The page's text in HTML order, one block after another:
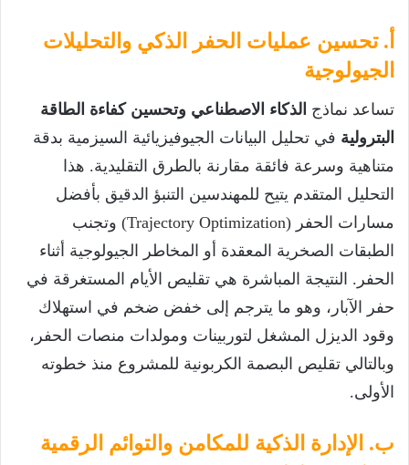
أ. تحسين عمليات الحفر الذكي والتحليلات
الجيولوجية
تساعد نماذج الذكاء الاصطناعي وتحسين كفاءة الطاقة
البترولية في تحليل البيانات الجيوفيزيائية السيزمية بدقة
متناهية وسرعة فائقة مقارنة بالطرق التقليدية. هذا
التحليل المتقدم يتيح للمهندسين التنبؤ الدقيق بأفضل
مسارات الحفر (Trajectory Optimization) وتجنب
الطبقات الصخرية المعقدة أو المخاطر الجيولوجية أثناء
الحفر. النتيجة المباشرة هي تقليص الأيام المستغرقة في
حفر الآبار، وهو ما يترجم إلى خفض ضخم في استهلاك
وقود الديزل المشغل لتوربينات ومولدات منصات الحفر،
وبالتالي تقليص البصمة الكربونية للمشروع منذ خطوته
الأولى.
ب. الإدارة الذكية للمكامن والتوائم الرقمية